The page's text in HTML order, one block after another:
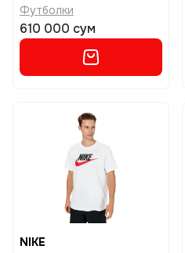
Футболки
610 000 сум
NIKE